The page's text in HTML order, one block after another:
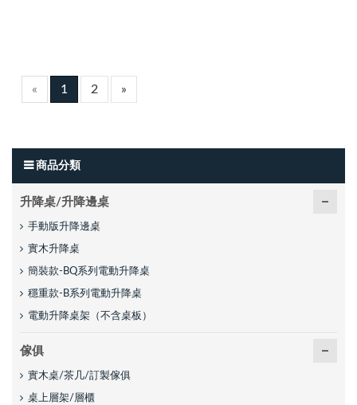
« 1 2 »
商品分類
升降桌/升降邊桌
手動版升降邊桌
實木升降桌
簡裝款-BQ系列電動升降桌
穩重款-B系列電動升降桌
電動升降桌架（不含桌板）
傢俱
實木桌/茶几/訂製傢俱
桌上層架/層櫃